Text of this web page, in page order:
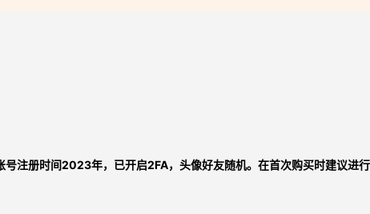
号注册时间2023年，已开启2FA，头像好友随机。在首次购买时建议进